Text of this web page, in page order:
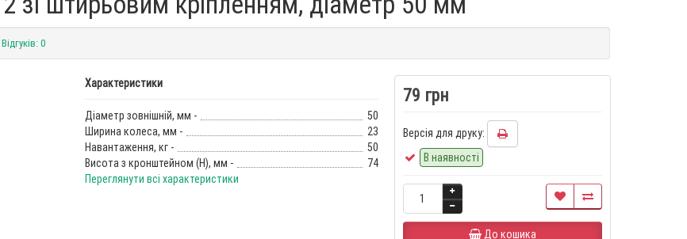
Відгуків: 0
Характеристики
Діаметр зовнішній, мм -
50
Ширина колеса, мм -
23
Навантаження, кг -
50
Висота з кронштейном (Н), мм -
74
Переглянути всі характеристики
79 грн
Версія для друку:
В наявності
До кошика